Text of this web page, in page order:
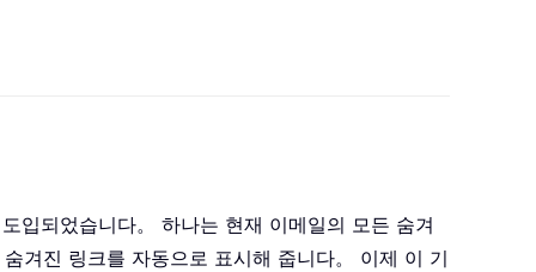
입되었습니다。 하나는 현재 이메일의 모든 숨겨
겨진 링크를 자동으로 표시해 줍니다。 이제 이 기